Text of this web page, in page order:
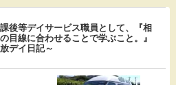
e
後等デイサービス職員として、『相
目線に合わせることで学ぶこと。』
デイ日記～